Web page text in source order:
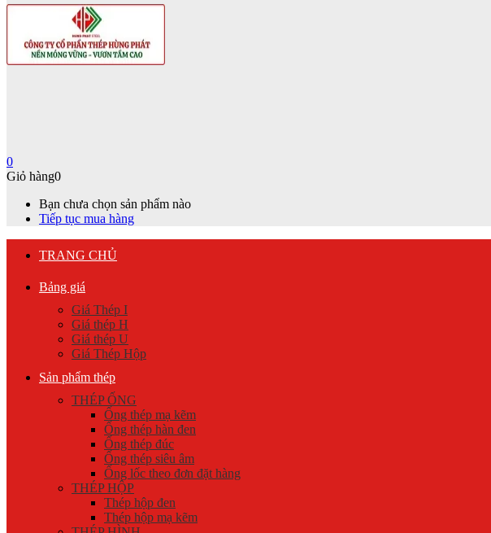
0
Giỏ hàng0
Bạn chưa chọn sản phẩm nào
Tiếp tục mua hàng
TRANG CHỦ
Bảng giá
Giá Thép I
Giá thép H
Giá thép U
Giá Thép Hộp
Sản phẩm thép
THÉP ỐNG
Ống thép mạ kẽm
Ống thép hàn đen
Ống thép đúc
Ống thép siêu âm
Ống lốc theo đơn đặt hàng
THÉP HỘP
Thép hộp đen
Thép hộp mạ kẽm